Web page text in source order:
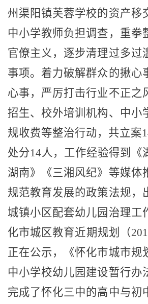
州渠阳镇芙蓉学校的资产移
中小学教师负担调查，重拳
官僚主义，逐步清理过多过
事项。着力破解群众的揪心
心事，严厉打击行业不正之
招生、校外培训机构、中小
规收费等整治行动，共立案
处分14人，工作经验得到《
湖南》《三湘风纪》等媒体
规范教育发展的政策法规，
城镇小区配套幼儿园治理工
化市城区教育近期规划（
正在公示，《怀化市城市规
中小学校幼儿园建设暂行办
完成了怀化三中的高中与初